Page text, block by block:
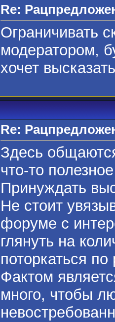
Re:
Ограничивать
модератором,
хочет
Re:
Здесь
что-то
Принуждать
Не стоит
форуме с
глянуть на
поторкаться
Фактом
много, чтобы